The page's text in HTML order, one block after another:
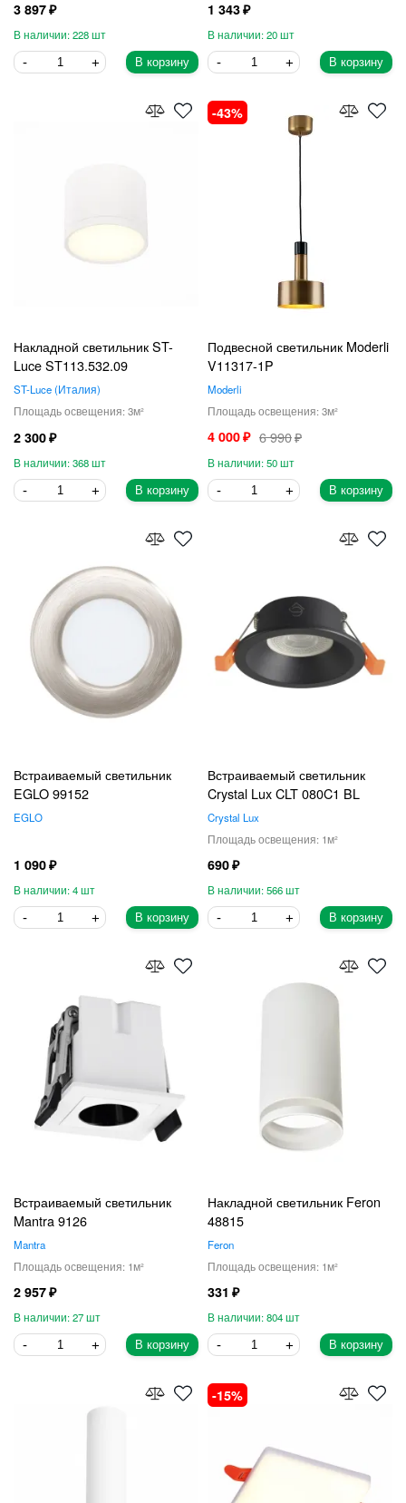
3 897
228
В корзину
1 343
20
В корзину
Накладной светильник ST-
Luce ST113.532.09
ST-Luce Италия
3
2 300
368
В корзину
Подвесной светильник Moderli
V11317-1P
Moderli
3
4 000 6 990
50
В корзину
43
Встраиваемый светильник
EGLO 99152
EGLO
1 090
4
В корзину
Встраиваемый светильник
Crystal Lux CLT 080C1 BL
Crystal Lux
1
690
566
В корзину
Встраиваемый светильник
Mantra 9126
Mantra
1
2 957
27
В корзину
Накладной светильник Feron
48815
Feron
1
331
804
В корзину
15